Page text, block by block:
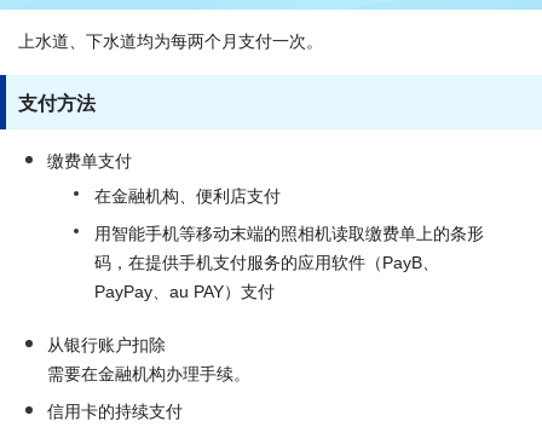
上水道、下水道均为每两个月支付一次。
支付方法
缴费单支付
在金融机构、便利店支付
用智能手机等移动末端的照相机读取缴费单上的条形
码，在提供手机支付服务的应用软件（PayB、
PayPay、au PAY）支付
从银行账户扣除
需要在金融机构办理手续。
信用卡的持续支付